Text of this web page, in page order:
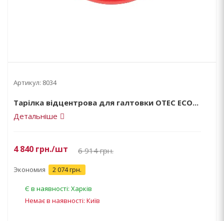
Артикул: 8034
Тарілка відцентрова для галтовки OTEC ЕCО...
Детальніше
4 840 грн./шт 6 914грн.
Экономия 2 074 грн.
Є в наявності: Харків
Немає в наявності: Київ